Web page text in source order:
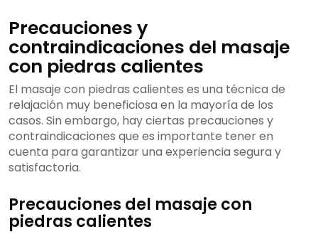
Precauciones y
contraindicaciones del masaje
con piedras calientes
El masaje con piedras calientes es una técnica de
relajación muy beneficiosa en la mayoría de los
casos. Sin embargo, hay ciertas precauciones y
contraindicaciones que es importante tener en
cuenta para garantizar una experiencia segura y
satisfactoria.
Precauciones del masaje con
piedras calientes